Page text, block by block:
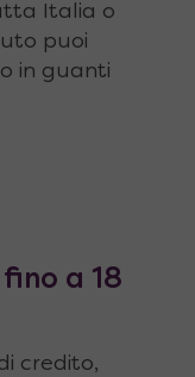
Italia o
puoi
in guanti
a 18
credito,